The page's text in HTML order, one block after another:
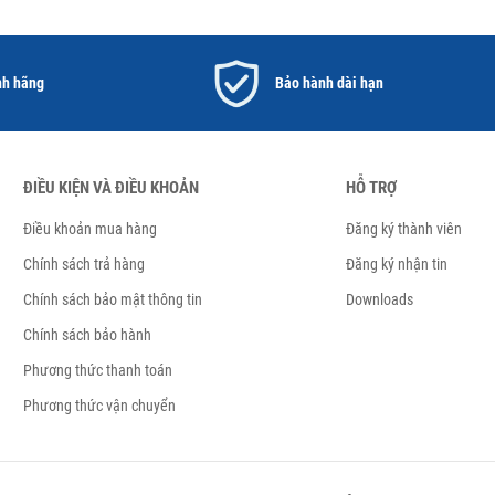
hãng Bảo hành dài hạn
ĐIỀU KIỆN VÀ ĐIỀU KHOẢN
Điều khoản mua hàng
Chính sách trả hàng
Chính sách bảo mật thông tin
Chính sách bảo hành
Phương thức thanh toán
Phương thức vận chuyển
HỖ TRỢ
Đăng ký thành viên
Đăng ký nhận tin
Downloads